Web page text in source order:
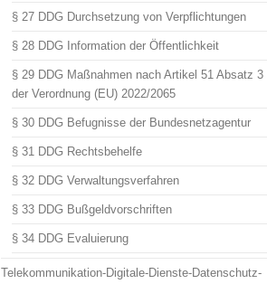
§ 27 DDG Durchsetzung von Verpflichtungen
§ 28 DDG Information der Öffentlichkeit
§ 29 DDG Maßnahmen nach Artikel 51 Absatz 3
der Verordnung (EU) 2022/2065
§ 30 DDG Befugnisse der Bundesnetzagentur
§ 31 DDG Rechtsbehelfe
§ 32 DDG Verwaltungsverfahren
§ 33 DDG Bußgeldvorschriften
§ 34 DDG Evaluierung
Telekommunikation-Digitale-Dienste-Datenschutz-